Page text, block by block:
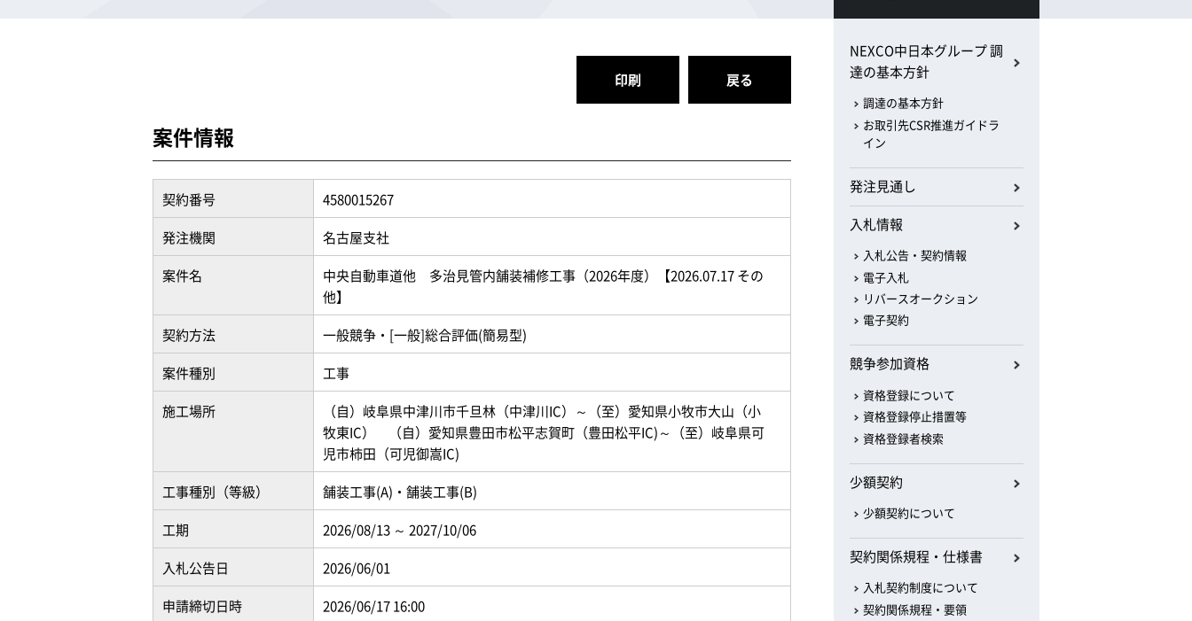
印刷 戻る
案件情報
契約番号
4580015267
発注機関
名古屋支社
案件名
中央自動車道他 多治見管内舗装補修工事（2026年度）【2026.07.17 その
他】
契約方法
一般競争・[一般]総合評価(簡易型)
案件種別
工事
施工場所
（自）岐阜県中津川市千旦林（中津川IC）～（至）愛知県小牧市大山（小
牧東IC） （自）愛知県豊田市松平志賀町（豊田松平IC)～（至）岐阜県可
児市柿田（可児御嵩IC)
工事種別（等級）
舗装工事(A)・舗装工事(B)
工期
2026/08/13 ～ 2027/10/06
入札公告日
2026/06/01
申請締切日時
2026/06/17 16:00
NEXCO中日本グループ 調
達の基本方針
調達の基本方針
お取引先CSR推進ガイドラ
イン
発注見通し
入札情報
入札公告・契約情報
電子入札
リバースオークション
電子契約
競争参加資格
資格登録について
資格登録停止措置等
資格登録者検索
少額契約
少額契約について
契約関係規程・仕様書
入札契約制度について
契約関係規程・要領